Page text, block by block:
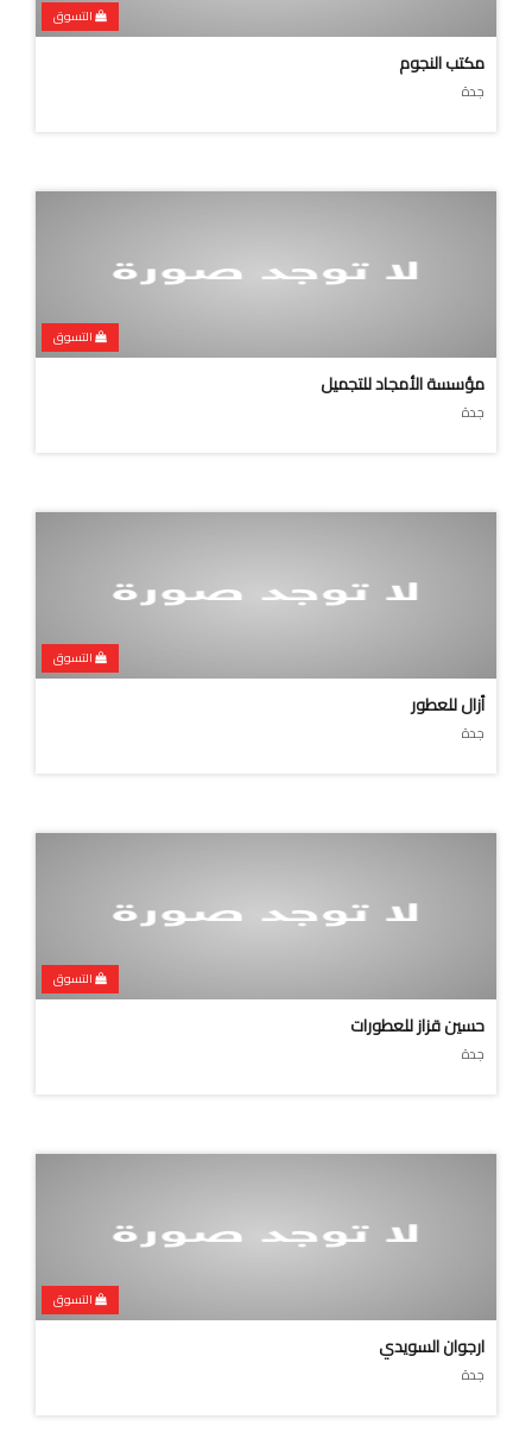
التسوق
مكتب النجوم
جدة
التسوق
مؤسسة الأمجاد للتجميل
جدة
التسوق
أزال للعطور
جدة
التسوق
حسين قزاز للعطورات
جدة
التسوق
ارجوان السويدي
جدة